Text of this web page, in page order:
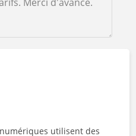
utilisent des